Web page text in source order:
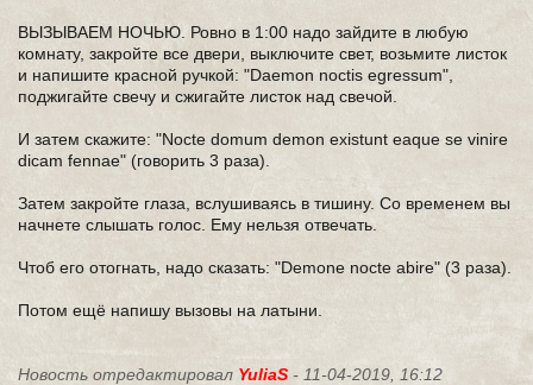
ВЫЗЫВАЕМ НОЧЬЮ. Ровно в 1:00 надо зайдите в любую
комнату, закройте все двери, выключите свет, возьмите листок
и напишите красной ручкой: "Daemon noctis egressum",
поджигайте свечу и сжигайте листок над свечой.
И затем скажите: "Nocte domum demon existunt eaque se vinire
dicam fennae" (говорить 3 раза).
Затем закройте глаза, вслушиваясь в тишину. Со временем вы
начнете слышать голос. Ему нельзя отвечать.
Чтоб его отогнать, надо сказать: "Demone nocte abire" (3 раза).
Потом ещё напишу вызовы на латыни.
Новость отредактировал YuliaS - 11-04-2019, 16:12